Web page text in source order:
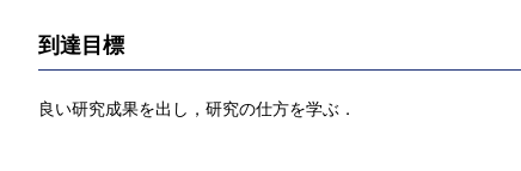
到達目標
良い研究成果を出し，研究の仕方を学ぶ．